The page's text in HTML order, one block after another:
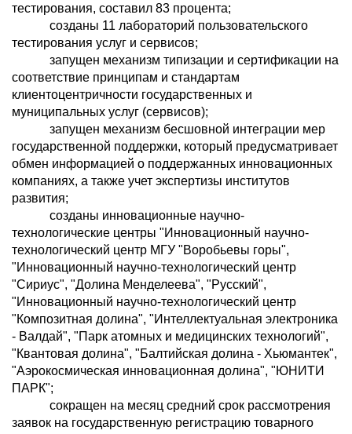
тестирования, составил 83 процента;
созданы 11 лабораторий пользовательского
тестирования услуг и сервисов;
запущен механизм типизации и сертификации на
соответствие принципам и стандартам
клиентоцентричности государственных и
муниципальных услуг (сервисов);
запущен механизм бесшовной интеграции мер
государственной поддержки, который предусматривает
обмен информацией о поддержанных инновационных
компаниях, а также учет экспертизы институтов
развития;
созданы инновационные научно-
технологические центры "Инновационный научно-
технологический центр МГУ "Воробьевы горы",
"Инновационный научно-технологический центр
"Сириус", "Долина Менделеева", "Русский",
"Инновационный научно-технологический центр
"Композитная долина", "Интеллектуальная электроника
- Валдай", "Парк атомных и медицинских технологий",
"Квантовая долина", "Балтийская долина - Хьюмантек",
"Аэрокосмическая инновационная долина", "ЮНИТИ
ПАРК";
сокращен на месяц средний срок рассмотрения
заявок на государственную регистрацию товарного